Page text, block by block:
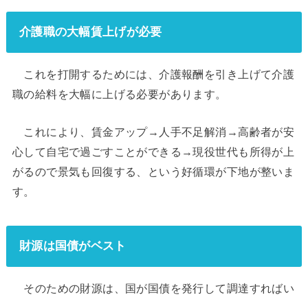
介護職の大幅賃上げが必要
これを打開するためには、介護報酬を引き上げて介護
職の給料を大幅に上げる必要があります。
これにより、賃金アップ→人手不足解消→高齢者が安
心して自宅で過ごすことができる→現役世代も所得が上
がるので景気も回復する、という好循環が下地が整いま
す。
財源は国債がベスト
そのための財源は、国が国債を発行して調達すればい